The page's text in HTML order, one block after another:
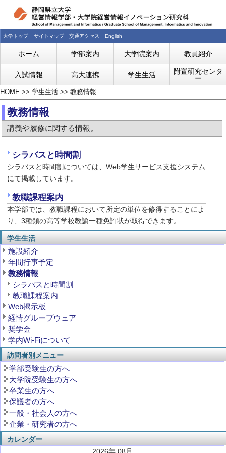
大学トップ サイトマップ 交通アクセス English
ホーム 学部案内 大学院案内 教員紹介
入試情報 高大連携 学生生活
附置研究センタ
ー
HOME >> 学生生活 >> 教務情報
教務情報
講義や履修に関する情報。
シラバスと時間割
シラバスと時間割については、Web学生サービス支援システム
にて掲載しています。
教職課程案内
本学部では、教職課程において所定の単位を修得することによ
り、3種類の高等学校教諭一種免許状が取得できます。
学生生活
施設紹介
年間行事予定
教務情報
シラバスと時間割
教職課程案内
Web掲示板
経情グループウェア
奨学金
学内Wi-Fiについて
訪問者別メニュー
学部受験生の方へ
大学院受験生の方へ
卒業生の方へ
保護者の方へ
一般・社会人の方へ
企業・研究者の方へ
カレンダー